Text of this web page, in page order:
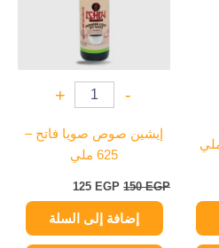
-
+
إيشين صوص صويا فاتح –
625 ملي
150EGP
125 EGP
إضافة إلى السلة